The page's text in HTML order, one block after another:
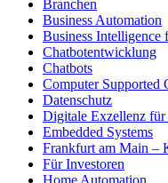
Branchen
Business Automation
Business Intelligence
Chatbotentwicklung
Chatbots
Computer Supported
Datenschutz
Digitale Exzellenz für
Embedded Systems
Frankfurt am Main –
Für Investoren